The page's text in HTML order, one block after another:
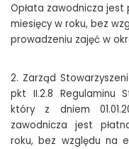
Opłata zawodnicza jest
miesięcy w roku, bez
prowadzeniu zajęć w
2. Zarząd
pkt II.2.8 Regulaminu
który z dniem
zawodnicza jest
roku, bez względu na